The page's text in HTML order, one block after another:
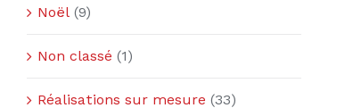
Noël (9)
Non classé (1)
Réalisations sur mesure (33)